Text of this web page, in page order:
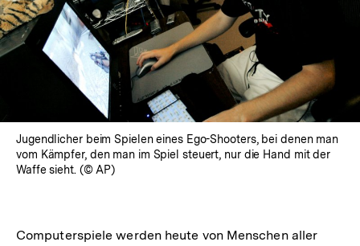
Jugendlicher beim Spielen eines Ego-Shooters, bei denen man
vom Kämpfer, den man im Spiel steuert, nur die Hand mit der
Waffe sieht. (© AP)
Computerspiele werden heute von Menschen aller